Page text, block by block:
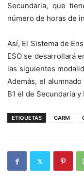
Secundaria, que
número de horas de
Así, El Sistema de
ESO se desarrollará
las siguientes
Además, el
B1 el de Secundaria
ETIQUETAS CARM